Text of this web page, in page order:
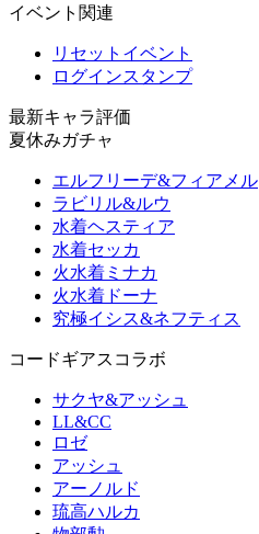
イベント関連
リセットイベント
ログインスタンプ
最新キャラ評価
夏休みガチャ
エルフリーデ&フィアメル
ラビリル&ルウ
水着ヘスティア
水着セッカ
火水着ミナカ
火水着ドーナ
究極イシス&ネフティス
コードギアスコラボ
サクヤ&アッシュ
LL&CC
ロゼ
アッシュ
アーノルド
琉高ハルカ